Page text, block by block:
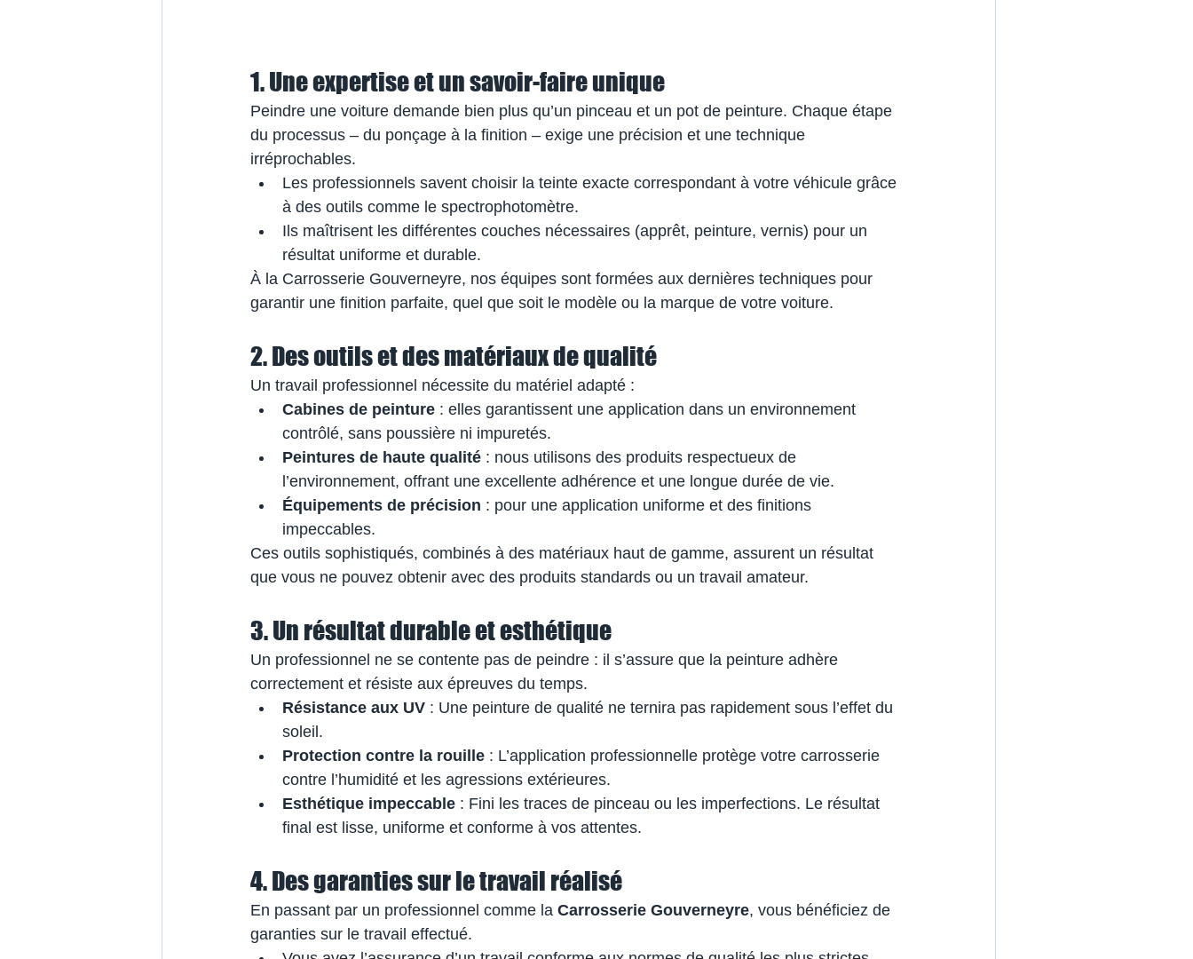
1. Une expertise et un savoir-faire unique
Peindre une voiture demande bien plus qu’un pinceau et un pot de peinture. Chaque étape
du processus – du ponçage à la finition – exige une précision et une technique
irréprochables.
Les professionnels savent choisir la teinte exacte correspondant à votre véhicule grâce
à des outils comme le spectrophotomètre.
Ils maîtrisent les différentes couches nécessaires (apprêt, peinture, vernis) pour un
résultat uniforme et durable.
À la Carrosserie Gouverneyre, nos équipes sont formées aux dernières techniques pour
garantir une finition parfaite, quel que soit le modèle ou la marque de votre voiture.
2. Des outils et des matériaux de qualité
Un travail professionnel nécessite du matériel adapté :
Cabines de peinture : elles garantissent une application dans un environnement
contrôlé, sans poussière ni impuretés.
Peintures de haute qualité : nous utilisons des produits respectueux de
l’environnement, offrant une excellente adhérence et une longue durée de vie.
Équipements de précision : pour une application uniforme et des finitions
impeccables.
Ces outils sophistiqués, combinés à des matériaux haut de gamme, assurent un résultat
que vous ne pouvez obtenir avec des produits standards ou un travail amateur.
3. Un résultat durable et esthétique
Un professionnel ne se contente pas de peindre : il s’assure que la peinture adhère
correctement et résiste aux épreuves du temps.
Résistance aux UV : Une peinture de qualité ne ternira pas rapidement sous l’effet du
soleil.
Protection contre la rouille : L’application professionnelle protège votre carrosserie
contre l’humidité et les agressions extérieures.
Esthétique impeccable : Fini les traces de pinceau ou les imperfections. Le résultat
final est lisse, uniforme et conforme à vos attentes.
4. Des garanties sur le travail réalisé
En passant par un professionnel comme la Carrosserie Gouverneyre, vous bénéficiez de
garanties sur le travail effectué.